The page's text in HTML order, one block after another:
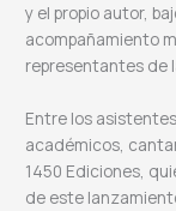
y el propio autor,
acompañamiento
representantes de
Entre los
académicos,
1450 Ediciones,
de este